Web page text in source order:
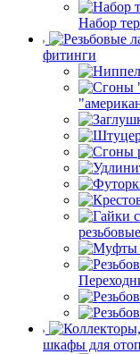
Набор
фитинги
резьбовые
шкафы для